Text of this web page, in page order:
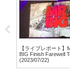
【ライブレポート】
BIG Finish Farewell
(2023/07/22)